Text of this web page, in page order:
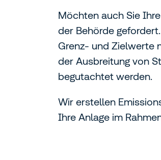
Möchten auch Sie
der Behörde
Grenz- und Zielwerte
der Ausbreitung von
begutachtet werden.
Wir erstellen
Ihre Anlage im